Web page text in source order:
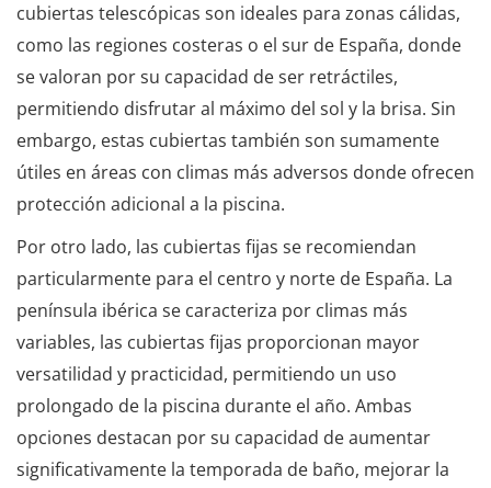
cubiertas telescópicas son ideales para zonas cálidas,
como las regiones costeras o el sur de España, donde
se valoran por su capacidad de ser retráctiles,
permitiendo disfrutar al máximo del sol y la brisa. Sin
embargo, estas cubiertas también son sumamente
útiles en áreas con climas más adversos donde ofrecen
protección adicional a la piscina.
Por otro lado, las cubiertas fijas se recomiendan
particularmente para el centro y norte de España. La
península ibérica se caracteriza por climas más
variables, las cubiertas fijas proporcionan mayor
versatilidad y practicidad, permitiendo un uso
prolongado de la piscina durante el año. Ambas
opciones destacan por su capacidad de aumentar
significativamente la temporada de baño, mejorar la